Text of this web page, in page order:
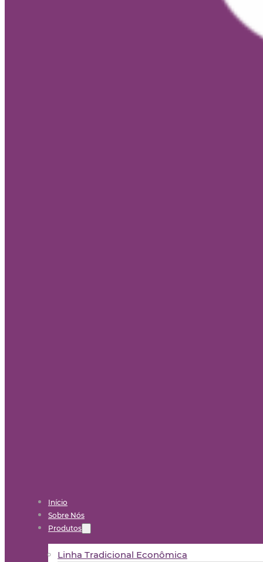
Início
Sobre Nós
Produtos
Linha Tradicional Econômica